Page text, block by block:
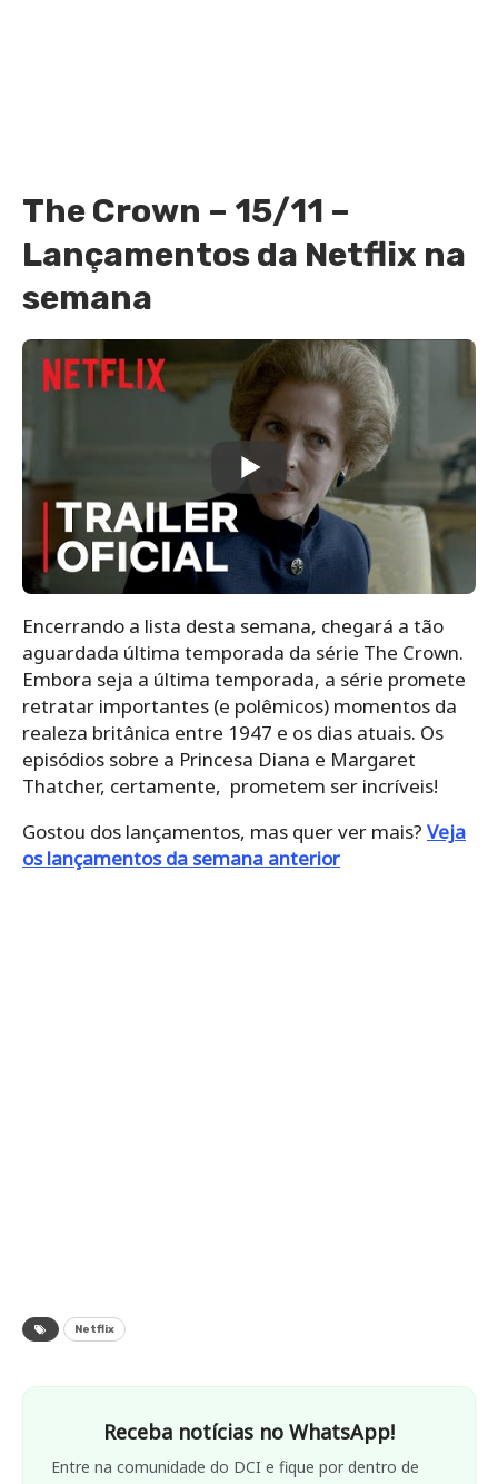
The Crown – 15/11 –
Lançamentos da Netflix na
semana
Encerrando a lista desta semana, chegará a tão
aguardada última temporada da série The Crown.
Embora seja a última temporada, a série promete
retratar importantes (e polêmicos) momentos da
realeza britânica entre 1947 e os dias atuais. Os
episódios sobre a Princesa Diana e Margaret
Thatcher, certamente, prometem ser incríveis!
Gostou dos lançamentos, mas quer ver mais? Veja
os lançamentos da semana anterior
Netflix
Receba notícias no WhatsApp!
Entre na comunidade do DCI e fique por dentro de